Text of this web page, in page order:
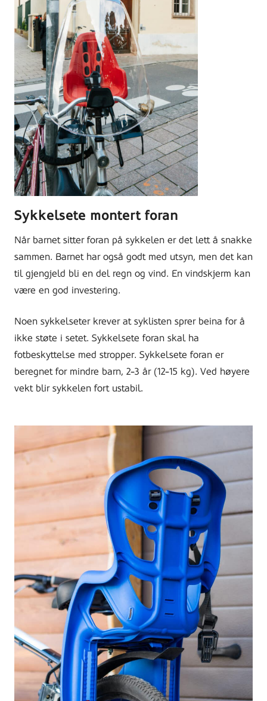
Sykkelsete montert foran
Når barnet sitter foran på sykkelen er det lett å snakke
sammen. Barnet har også godt med utsyn, men det kan
til gjengjeld bli en del regn og vind. En vindskjerm kan
være en god investering.
Noen sykkelseter krever at syklisten sprer beina for å
ikke støte i setet. Sykkelsete foran skal ha
fotbeskyttelse med stropper. Sykkelsete foran er
beregnet for mindre barn, 2-3 år (12-15 kg). Ved høyere
vekt blir sykkelen fort ustabil.
Bike
children
carrying
seat
attached.
Cycle